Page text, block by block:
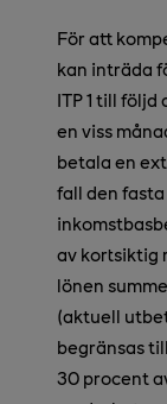
För att
kan inträda
ITP 1 till
en viss
betala en
fall den
av kortsiktig
lönen
(aktuell
begränsas
30 procent